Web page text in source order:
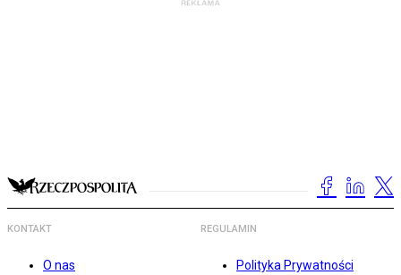
KONTAKT
O nas
REGULAMIN
Polityka Prywatności